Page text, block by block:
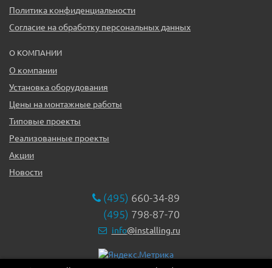
Политика конфиденциальности
Согласие на обработку персональных данных
О КОМПАНИИ
О компании
Установка оборудования
Цены на монтажные работы
Типовые проекты
Реализованные проекты
Акции
Новости
(495) 660-34-89
(495) 798-87-70
info@installing.ru